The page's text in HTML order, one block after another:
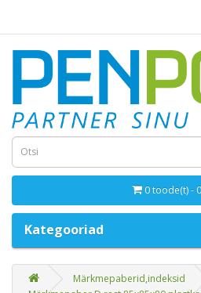
0 toode(t) -
Kategooriad
Märkmepaberid,indeksid